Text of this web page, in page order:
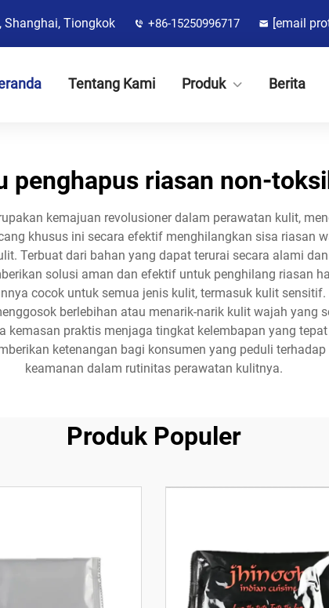
Shanghai, Tiongkok +86-15250996717 [email
Tentang Kami Produk Berita
penghapus riasan non-
kemajuan revolusioner dalam perawatan kulit,
khusus ini secara efektif menghilangkan sisa riasan
Terbuat dari bahan yang dapat terurai secara alami
solusi aman dan efektif untuk penghilang riasan
cocok untuk semua jenis kulit, termasuk kulit
berlebihan atau menarik-narik kulit wajah
kemasan praktis menjaga tingkat kelembapan yang
ketenangan bagi konsumen yang peduli
keamanan dalam rutinitas perawatan kulitnya.
Produk Populer